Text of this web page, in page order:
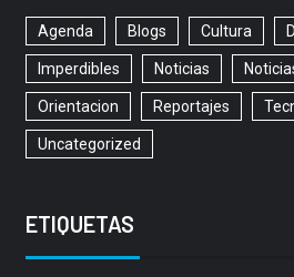
Agenda Blogs Cultura
Imperdibles Noticias
Orientacion Reportajes
Uncategorized
ETIQUETAS